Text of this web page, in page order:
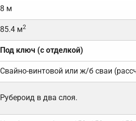
8 м
85.4 м2
Под ключ (с отделкой)
Свайно-винтовой или ж/б сваи
Рубероид в два слоя.